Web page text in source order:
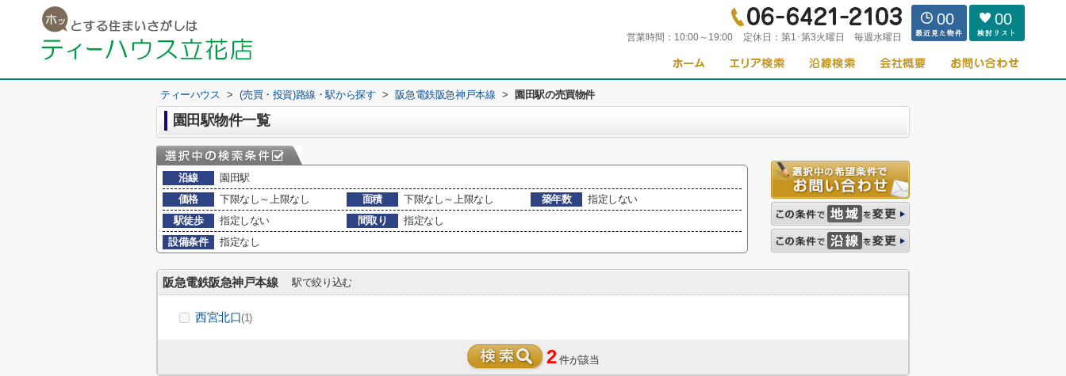
営業時間： 10:00～19:00 定休日： 第1･第3火曜日 毎週水曜日
00 00
ティーハウス > (売買・投資)路線・駅から探す > 阪急電鉄阪急神戸本線 > 園田駅の売買物件
園田駅物件一覧
沿線
園田駅
価格
下限なし～上限なし 面積 下限なし～上限なし 築年数
指定しない
駅徒歩
指定しない 間取り
指定なし
設備条件
指定なし
阪急電鉄阪急神戸本線 駅で絞り込む
西宮北口(1)
2 件が該当